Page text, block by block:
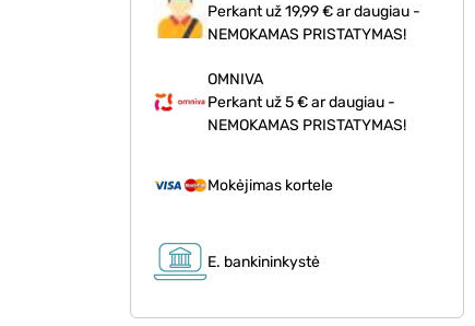
Perkant už 19,99 € ar daugiau -
NEMOKAMAS PRISTATYMAS!
OMNIVA
Perkant už 5 € ar daugiau -
NEMOKAMAS PRISTATYMAS!
Mokėjimas kortele
E. bankininkystė